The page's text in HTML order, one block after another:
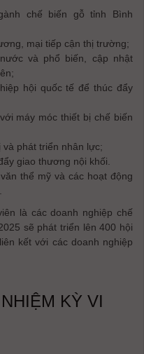
chế biến gỗ tỉnh Bình
mại tiếp cận thị trường;
và phổ biến, cập nhật
hội quốc tế để thúc đẩy
máy móc thiết bị chế biến
phát triển nhân lực;
giao thương nội khối.
thể mỹ và các hoạt động
là các doanh nghiệp chế
sẽ phát triển lên 400 hội
kết với các doanh nghiệp
KỲ VI